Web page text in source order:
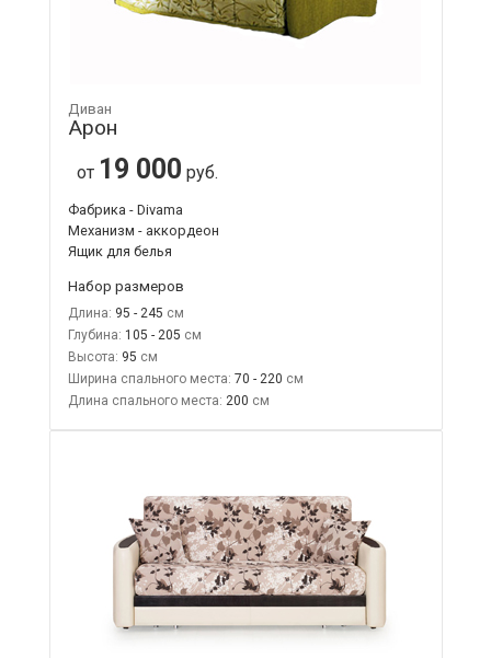
Диван
Арон
от 19 000 руб.
Фабрика - Divama
Механизм - аккордеон
Ящик для белья
Набор размеров
Длина: 95 - 245
Глубина: 105 - 205
Высота: 95
Ширина спального места: 70 - 220
Длина спального места: 200